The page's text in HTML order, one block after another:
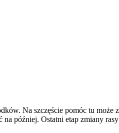
Na szczęście pomóc tu może
później. Ostatni etap zmiany